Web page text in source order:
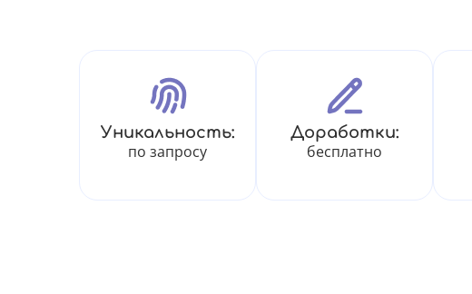
Уникальность:
по запросу
Доработки:
бесплатно